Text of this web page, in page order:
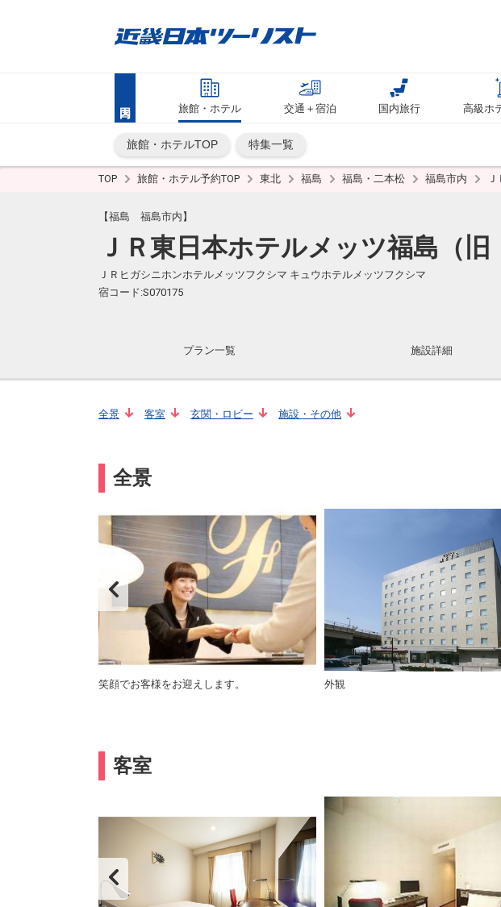
旅館・ホテル 交通＋宿泊 国内旅行 高級ホ
旅館・ホテルTOP 特集一覧
TOP 旅館・ホテル予約TOP 東北 福島 福島・二本松 福島市内
【福島 福島市内】
ＪＲ東日本ホテルメッツ福島（旧
ＪＲヒガシニホンホテルメッツフクシマ キュウホテルメッツフクシマ
宿コード:S070175
プラン一覧 施設詳細
全景 客室 玄関・ロビー 施設・その他
全景
笑顔でお客様をお迎えします。 外観
客室